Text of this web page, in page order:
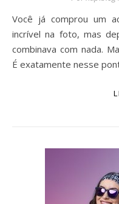
Você já comprou um acessório de corrida que parecia
incrível na foto, mas
combinava com nada.
É exatamente nesse